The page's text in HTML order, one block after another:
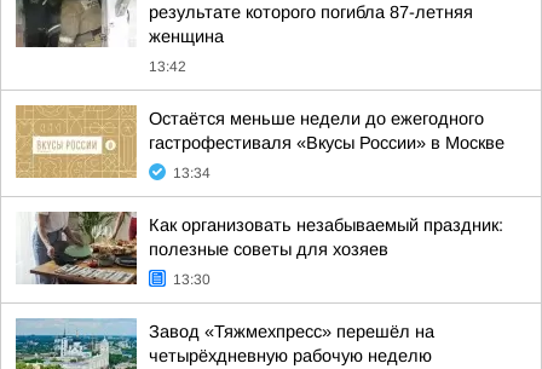
результате которого погибла 87-летняя
женщина
13:42
Остаётся меньше недели до ежегодного
гастрофестиваля «Вкусы России» в Москве
13:34
Как организовать незабываемый праздник:
полезные советы для хозяев
13:30
Завод «Тяжмехпресс» перешёл на
четырёхдневную рабочую неделю